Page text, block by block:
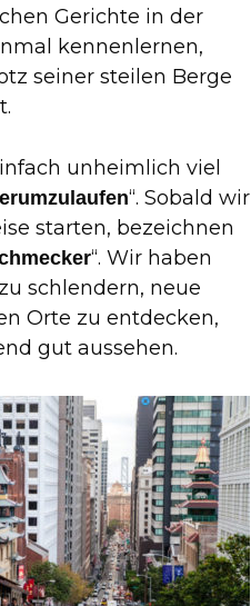
Gerichte in der
kennenlernen,
seiner steilen Berge
unheimlich viel
“. Sobald wir
starten, bezeichnen
“. Wir haben
schlendern, neue
Orte zu entdecken,
gut aussehen.